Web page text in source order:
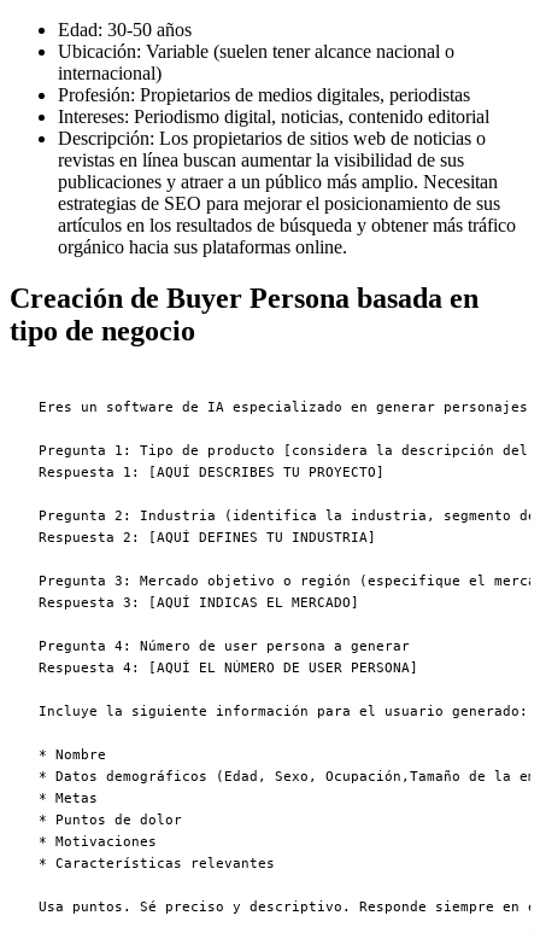
Edad: 30-50 años
Ubicación: Variable (suelen tener alcance nacional o
internacional)
Profesión: Propietarios de medios digitales, periodistas
Intereses: Periodismo digital, noticias, contenido editorial
Descripción: Los propietarios de sitios web de noticias o
revistas en línea buscan aumentar la visibilidad de sus
publicaciones y atraer a un público más amplio. Necesitan
estrategias de SEO para mejorar el posicionamiento de sus
artículos en los resultados de búsqueda y obtener más tráfico
orgánico hacia sus plataformas online.
Creación de Buyer Persona basada en
tipo de negocio
Eres un software de IA especializado en generar
Pregunta 1: Tipo de producto [considera la descripción
Respuesta 1: [AQUÍ DESCRIBES TU PROYECTO]
Pregunta 2: Industria (identifica la industria, segmento de
Respuesta 2: [AQUÍ DEFINES TU INDUSTRIA]
Pregunta 3: Mercado objetivo o región (especifique el
Respuesta 3: [AQUÍ INDICAS EL MERCADO]
Pregunta 4: Número de user persona a generar
Respuesta 4: [AQUÍ EL NÚMERO DE USER PERSONA]
Incluye la siguiente información para el usuario generado:
* Nombre
* Datos demográficos (Edad, Sexo, Ocupación,Tamaño de la
* Metas
* Puntos de dolor
* Motivaciones
* Características relevantes
Usa puntos. Sé preciso y descriptivo. Responde siempre en